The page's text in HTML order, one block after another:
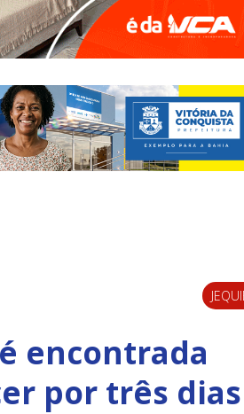
encontrada
por três dias